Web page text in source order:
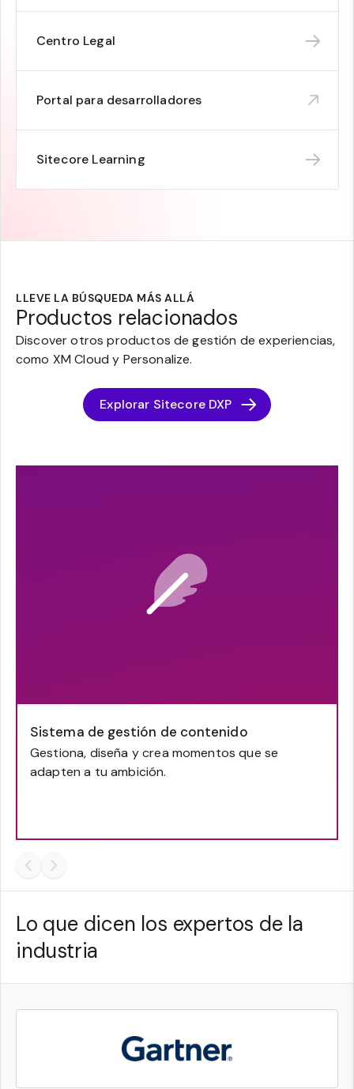
Centro Legal
Portal para desarrolladores
Sitecore Learning
LLEVE LA BÚSQUEDA MÁS ALLÁ
Productos relacionados
Discover otros productos de gestión de experiencias,
como XM Cloud y Personalize.
Explorar Sitecore DXP
Sistema de gestión de contenido
Gestiona, diseña y crea momentos que se
adapten a tu ambición.
Lo que dicen los expertos de la
industria